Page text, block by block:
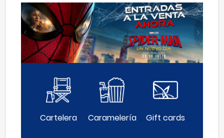
Anterior
Cartelera Caramelería Gift cards